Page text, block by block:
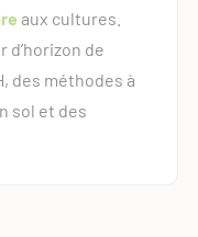
aux cultures.
de
des méthodes à
sol et des